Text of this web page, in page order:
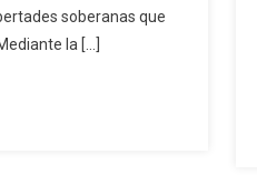
soberanas que
la […]